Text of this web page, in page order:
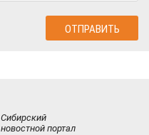
Сибирский
новостной портал